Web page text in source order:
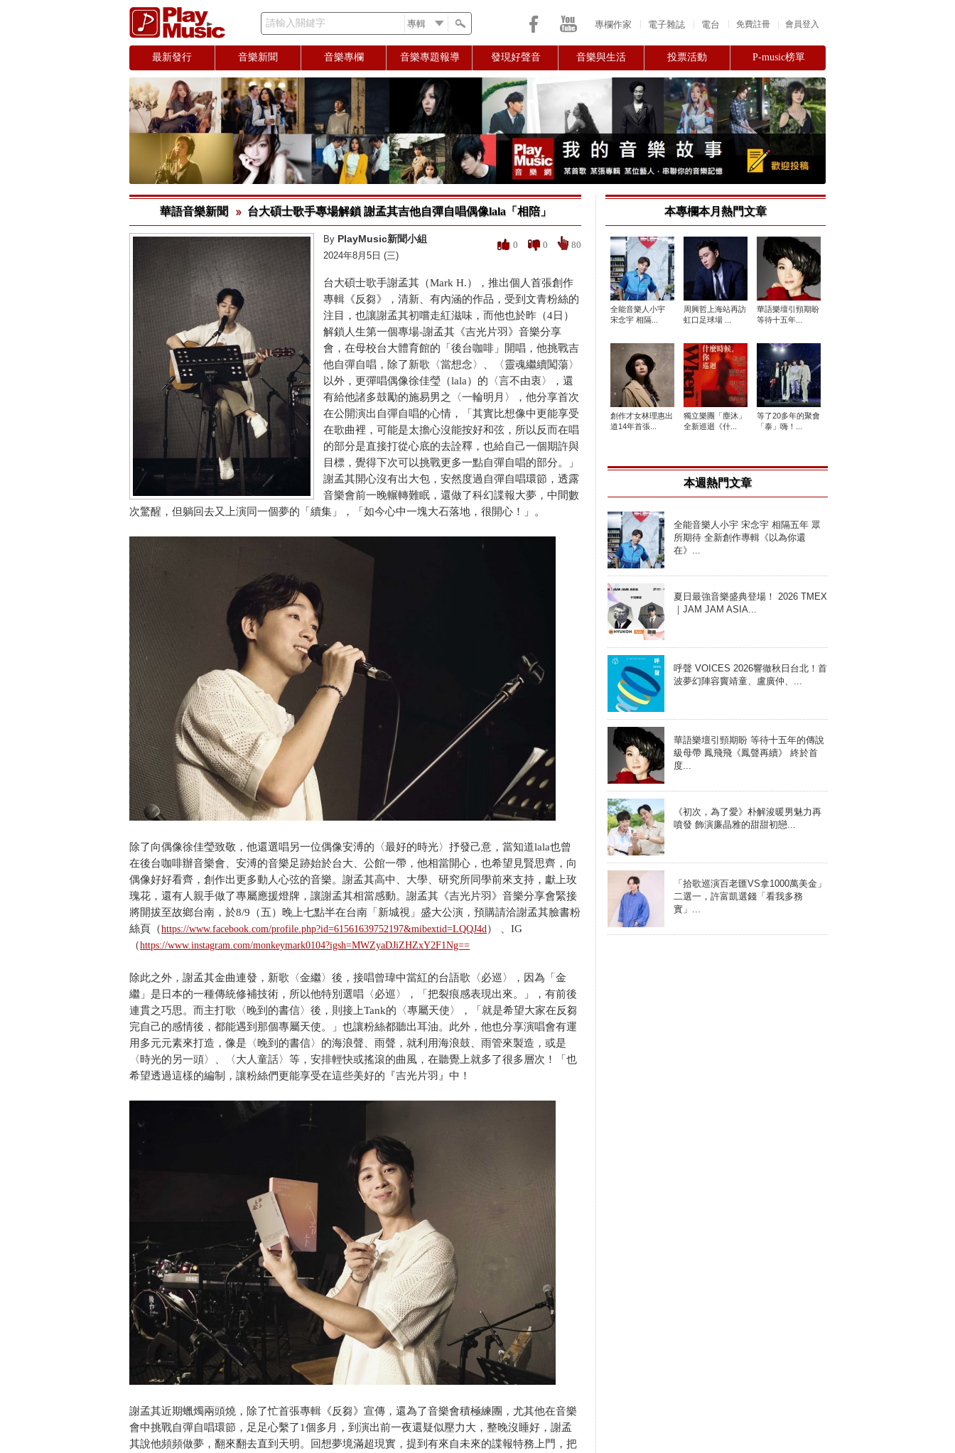
請輸入關鍵字 會員登入
免費註冊
專欄作家 電子雜誌 電台
最新發行 音樂新聞 音樂專欄 音樂專題報導 發現好聲音 音樂與生活 投票活動 P-music榜單
華語音樂新聞 台大碩士歌手專場解鎖 謝孟其吉他自彈自唱偶像lala「相陪」
0 0 80
By PlayMusic新聞小組
2024年8月5日 (三)
台大碩士歌手謝孟其（Mark H.），推出個人首張創作
專輯《反芻》，清新、有內涵的作品，受到文青粉絲的
注目，也讓謝孟其初嚐走紅滋味，而他也於昨（4日）
解鎖人生第一個專場-謝孟其《吉光片羽》音樂分享
會，在母校台大體育館的「後台咖啡」開唱，他挑戰吉
他自彈自唱，除了新歌〈當想念〉、〈靈魂繼續闖蕩〉
以外，更彈唱偶像徐佳瑩（lala）的〈言不由衷〉，還
有給他諸多鼓勵的施易男之〈一輪明月〉，他分享首次
在公開演出自彈自唱的心情，「其實比想像中更能享受
在歌曲裡，可能是太擔心沒能按好和弦，所以反而在唱
的部分是直接打從心底的去詮釋，也給自己一個期許與
目標，覺得下次可以挑戰更多一點自彈自唱的部分。」
謝孟其開心沒有出大包，安然度過自彈自唱環節，透露
音樂會前一晚輾轉難眠，還做了科幻諜報大夢，中間數
次驚醒，但躺回去又上演同一個夢的「續集」，「如今心中一塊大石落地，很開心！」。
除了向偶像徐佳瑩致敬，他還選唱另一位偶像安溥的〈最好的時光〉抒發己意，當知道lala也曾
在後台咖啡辦音樂會、安溥的音樂足跡始於台大、公館一帶，他相當開心，也希望見賢思齊，向
偶像好好看齊，創作出更多動人心弦的音樂。謝孟其高中、大學、研究所同學前來支持，獻上玫
瑰花，還有人親手做了專屬應援燈牌，讓謝孟其相當感動。謝孟其《吉光片羽》音樂分享會緊接
將開拔至故鄉台南，於8/9（五）晚上七點半在台南「新城視」盛大公演，預購請洽謝孟其臉書粉
絲頁（https://www.facebook.com/profile.php?id=61561639752197&mibextid=LQQJ4d ） 、IG
（https://www.instagram.com/monkeymark0104?igsh=MWZyaDJiZHZxY2F1Ng==
除此之外，謝孟其金曲連發，新歌〈金繼〉後，接唱曾瑋中當紅的台語歌〈必巡〉，因為「金
繼」是日本的一種傳統修補技術，所以他特別選唱〈必巡〉，「把裂痕感表現出來。」，有前後
連貫之巧思。而主打歌〈晚到的書信〉後，則接上Tank的〈專屬天使〉，「就是希望大家在反芻
完自己的感情後，都能遇到那個專屬天使。」也讓粉絲都聽出耳油。此外，他也分享演唱會有運
用多元元素來打造，像是〈晚到的書信〉的海浪聲、雨聲，就利用海浪鼓、雨管來製造，或是
〈時光的另一頭〉、〈大人童話〉等，安排輕快或搖滾的曲風，在聽覺上就多了很多層次！「也
希望透過這樣的編制，讓粉絲們更能享受在這些美好的『吉光片羽』中！
謝孟其近期蠟燭兩頭燒，除了忙首張專輯《反芻》宣傳，還為了音樂會積極練團，尤其他在音樂
會中挑戰自彈自唱環節，足足心繫了1個多月，到演出前一夜還疑似壓力大，整晚沒睡好，謝孟
其說他頻頻做夢，翻來翻去直到天明。回想夢境滿超現實，提到有來自未來的諜報特務上門，把
本專欄本月熱門文章
全能音樂人小宇
宋念宇 相隔...
周興哲上海站再訪
虹口足球場 ...
華語樂壇引頸期盼
等待十五年...
創作才女林理惠出
道14年首張...
獨立樂團「塵沐」
全新巡迴《什...
等了20多年的聚會
「泰」嗨！...
本週熱門文章
全能音樂人小宇 宋念宇 相隔五年 眾
所期待 全新創作專輯《以為你還
在》...
夏日最強音樂盛典登場！ 2026 TMEX
｜JAM JAM ASIA...
呼聲 VOICES 2026響徹秋日台北！首
波夢幻陣容竇靖童、盧廣仲、...
華語樂壇引頸期盼 等待十五年的傳說
級母帶 鳳飛飛《鳳聲再續》 終於首
度...
《初次，為了愛》朴解浚暖男魅力再
噴發 飾演廉晶雅的甜甜初戀...
「拾歌巡演百老匯VS拿1000萬美金」
二選一，許富凱選錢「看我多務
實」...